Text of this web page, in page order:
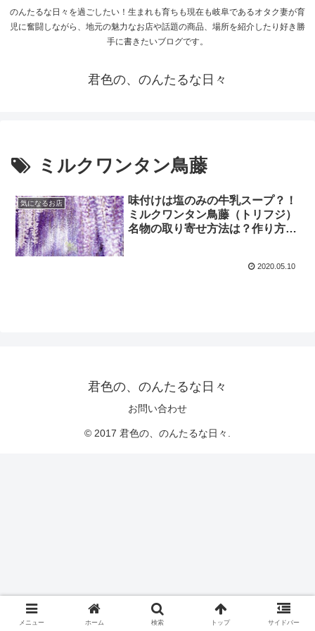
のんたるな日々を過ごしたい！生まれも育ちも現在も岐阜であるオタク妻が育
児に奮闘しながら、地元の魅力なお店や話題の商品、場所を紹介したり好き勝
手に書きたいブログです。
君色の、のんたるな日々
ミルクワンタン鳥藤
気になるお店
味付けは塩のみの牛乳スープ？！
ミルクワンタン鳥藤（トリフジ）
名物の取り寄せ方法は？作り方
2020.05.10
君色の、のんたるな日々
お問い合わせ
© 2017 君色の、のんたるな日々.
メニュー ホーム 検索 トップ サイドバー